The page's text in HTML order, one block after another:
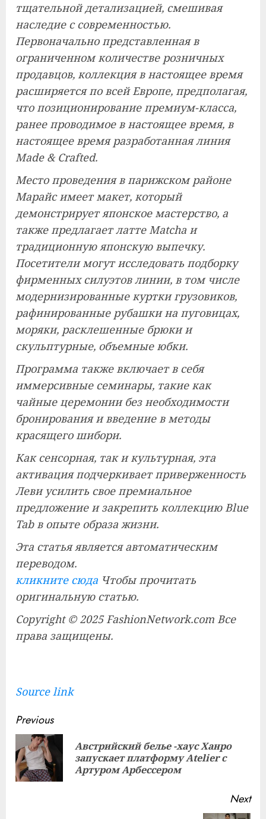
тщательной детализацией, смешивая
наследие с современностью.
Первоначально представленная в
ограниченном количестве розничных
продавцов, коллекция в настоящее время
расширяется по всей Европе, предполагая,
что позиционирование премиум-класса,
ранее проводимое в настоящее время, в
настоящее время разработанная линия
Made & Crafted.
Место проведения в парижском районе
Марайс имеет макет, который
демонстрирует японское мастерство, а
также предлагает латте Matcha и
традиционную японскую выпечку.
Посетители могут исследовать подборку
фирменных силуэтов линии, в том числе
модернизированные куртки грузовиков,
рафинированные рубашки на пуговицах,
моряки, расклешенные брюки и
скульптурные, объемные юбки.
Программа также включает в себя
иммерсивные семинары, такие как
чайные церемонии без необходимости
бронирования и введение в методы
красящего шибори.
Как сенсорная, так и культурная, эта
активация подчеркивает приверженность
Леви усилить свое премиальное
предложение и закрепить коллекцию Blue
Tab в опыте образа жизни.
Эта статья является автоматическим
переводом.
кликните сюда Чтобы прочитать
оригинальную статью.
Copyright © 2025 FashionNetwork.com Все
права защищены.
Source link
Continue
Reading
Previous
Австрийский белье -хаус Ханро
запускает платформу Atelier с
Артуром Арбессером
Next